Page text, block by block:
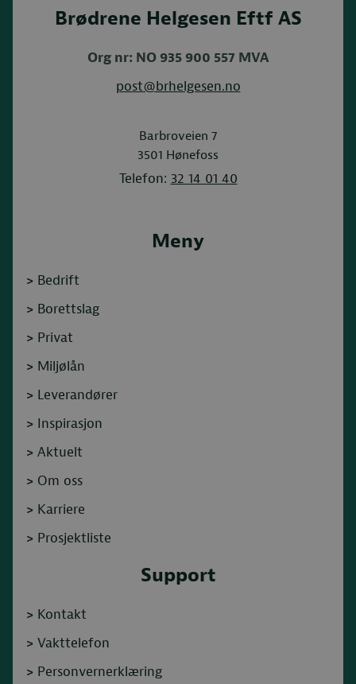
Brødrene Helgesen Eftf AS
Org nr: NO 935 900 557 MVA
post@brhelgesen.no
Barbroveien 7
3501 Hønefoss
Telefon: 32 14 01 40
Meny
> Bedrift
> Borettslag
> Privat
> Miljølån
> Leverandører
> Inspirasjon
> Aktuelt
> Om oss
> Karriere
> Prosjektliste
Support
> Kontakt
> Vakttelefon
> Personvernerklæring